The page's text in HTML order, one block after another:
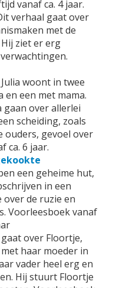
vanaf ca. 4 jaar.
verhaal gaat over
met de
ziet er erg
Julia woont in twee
en een met mama.
gaan over allerlei
scheiding, zoals
ouders, gevoel over
ca. 6 jaar.
een geheime hut,
in een
de ruzie en
Voorleesboek vanaf
over Floortje,
haar moeder in
vader heel erg en
Hij stuurt Floortje